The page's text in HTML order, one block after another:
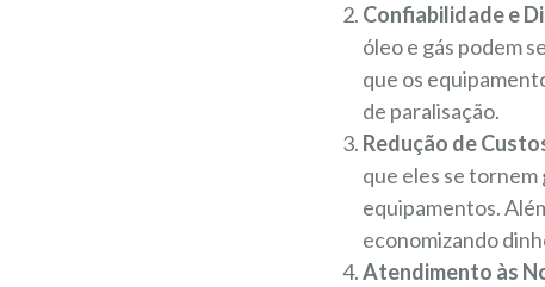
Confiabilidade e
óleo e gás podem
que os
de paralisação.
Redução de
que eles se
equipamentos.
economizando
Atendimento às